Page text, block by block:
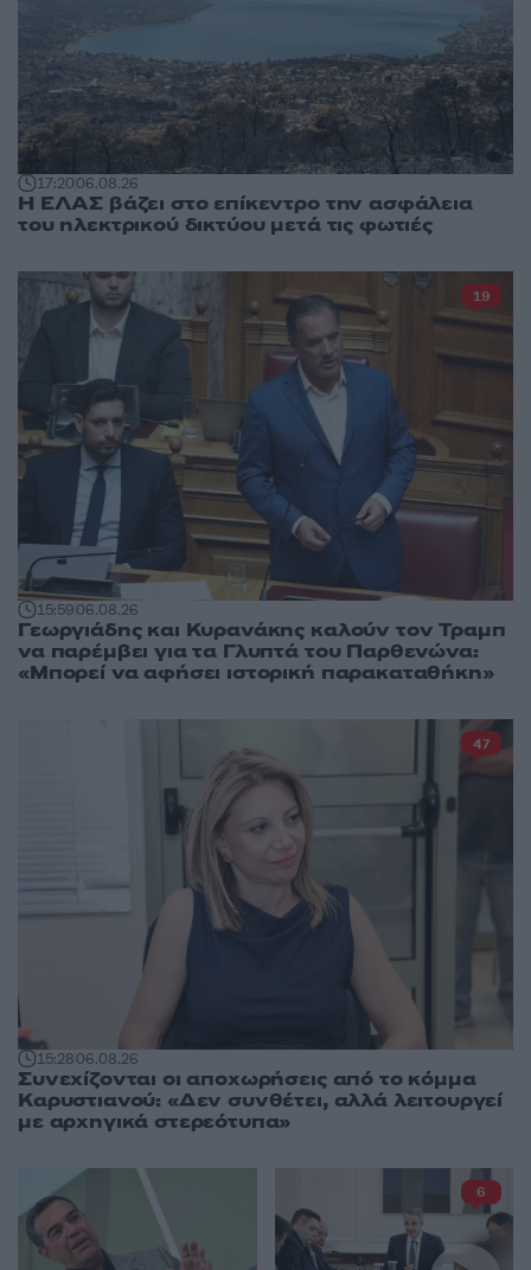
17:2006.08.26
Η ΕΛΑΣ βάζει στο επίκεντρο την ασφάλεια
του ηλεκτρικού δικτύου μετά τις φωτιές
15:5906.08.26
Γεωργιάδης και Κυρανάκης καλούν τον Τραμπ
να παρέμβει για τα Γλυπτά του Παρθενώνα:
«Μπορεί να αφήσει ιστορική παρακαταθήκη»
19
15:2806.08.26
Συνεχίζονται οι αποχωρήσεις από το κόμμα
Καρυστιανού: «Δεν συνθέτει, αλλά λειτουργεί
με αρχηγικά στερεότυπα»
47
6